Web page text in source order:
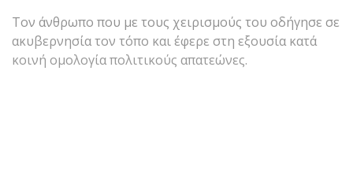
Τον άνθρωπο που με τους χειρισμούς του οδήγησε σε
ακυβερνησία τον τόπο και έφερε στη εξουσία κατά
κοινή ομολογία πολιτικούς απατεώνες.